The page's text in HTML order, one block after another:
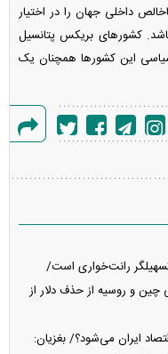
داخلی جهان را در اختیار
باشد. کشورهای بریکس پتانسیل
این کشورها همچنان یک
رانت‌خواری است/
چین و روسیه از حذف دلار از
ایران می‌شود؟/ بغزیان: